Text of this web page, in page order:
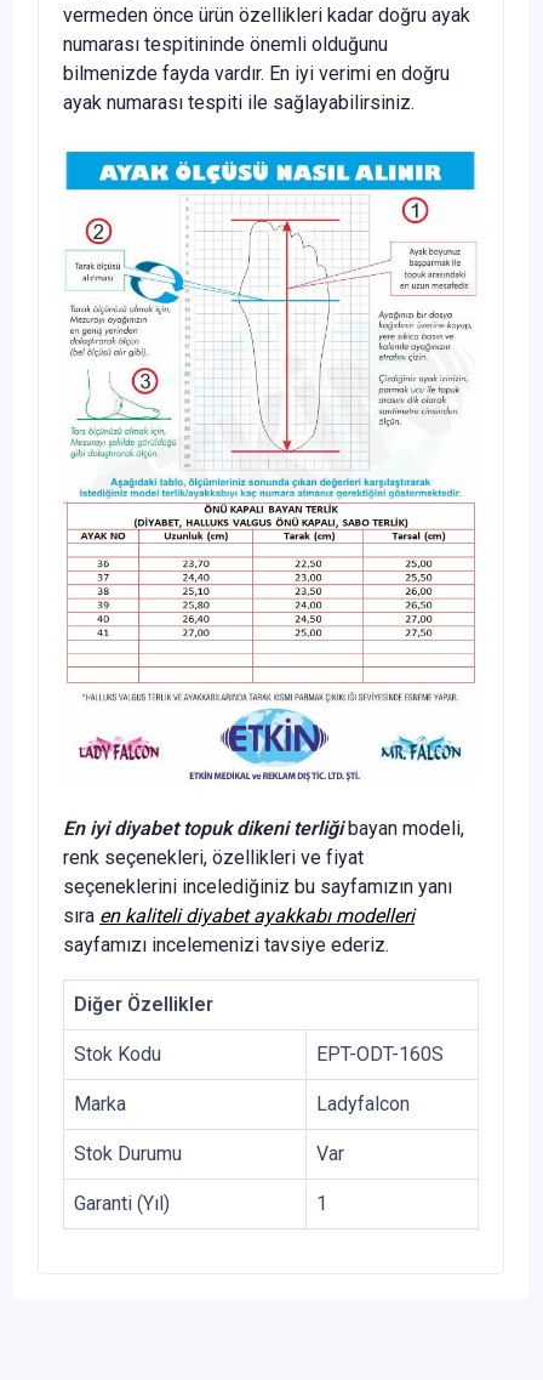
vermeden önce ürün özellikleri kadar doğru ayak
numarası tespitininde önemli olduğunu
bilmenizde fayda vardır. En iyi verimi en doğru
ayak numarası tespiti ile sağlayabilirsiniz.
En iyi diyabet topuk dikeni terliğibayan modeli,
renk seçenekleri, özellikleri ve fiyat
seçeneklerini incelediğiniz bu sayfamızın yanı
sıra en kaliteli diyabet ayakkabı modelleri
sayfamızı incelemenizi tavsiye ederiz.
Diğer Özellikler
Stok Kodu EPT-ODT-160S
Marka Ladyfalcon
Stok Durumu Var
Garanti (Yıl) 1